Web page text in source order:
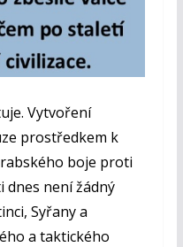
Vytvoření
prostředkem k
boje proti
dnes není žádný
Syřany a
a taktického